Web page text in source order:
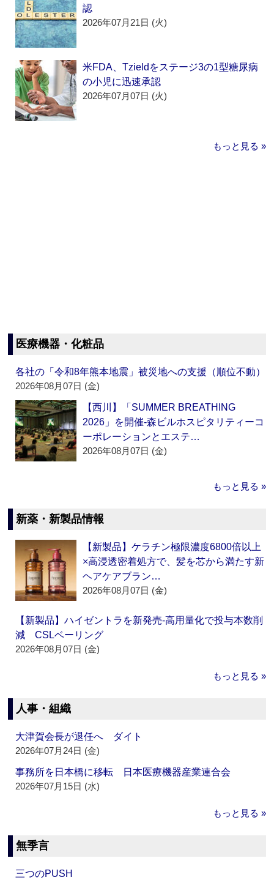
認
2026年07月21日 (火)
米FDA、Tzieldをステージ3の1型糖尿病
の小児に迅速承認
2026年07月07日 (火)
もっと見る »
医療機器・化粧品
各社の「令和8年熊本地震」被災地への支援（順位不動）
2026年08月07日 (金)
【西川】「SUMMER BREATHING
2026」を開催‐森ビルホスピタリティーコ
ーポレーションとエステ…
2026年08月07日 (金)
もっと見る »
新薬・新製品情報
【新製品】ケラチン極限濃度6800倍以上
×高浸透密着処方で、髪を芯から満たす新
ヘアケアブラン…
2026年08月07日 (金)
【新製品】ハイゼントラを新発売‐高用量化で投与本数削
減 CSLベーリング
2026年08月07日 (金)
もっと見る »
人事・組織
大津賀会長が退任へ ダイト
2026年07月24日 (金)
事務所を日本橋に移転 日本医療機器産業連合会
2026年07月15日 (水)
もっと見る »
無季言
三つのPUSH